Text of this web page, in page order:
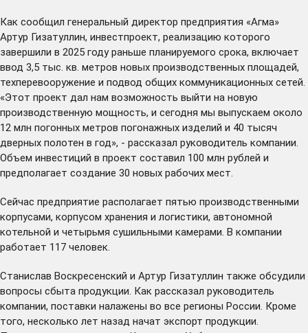
Как сообщил генеральный директор предприятия «Агма»
Артур Гизатуллин, инвестпроект, реализацию которого
завершили в 2025 году раньше планируемого срока, включает
ввод 3,5 тыс. кв. метров новых производственных площадей,
техперевооружение и подвод общих коммуникационных сетей.
«Этот проект дал нам возможность выйти на новую
производственную мощность, и сегодня мы выпускаем около
12 млн погонных метров погонажных изделий и 40 тысяч
дверных полотен в год», - рассказал руководитель компании.
Объем инвестиций в проект составил 100 млн рублей и
предполагает создание 30 новых рабочих мест.
Сейчас предприятие располагает пятью производственными
корпусами, корпусом хранения и логистики, автономной
котельной и четырьмя сушильными камерами. В компании
работает 117 человек.
Станислав Воскресенский и Артур Гизатуллин также обсудили
вопросы сбыта продукции. Как рассказал руководитель
компании, поставки налажены во все регионы России. Кроме
того, несколько лет назад начат экспорт продукции.